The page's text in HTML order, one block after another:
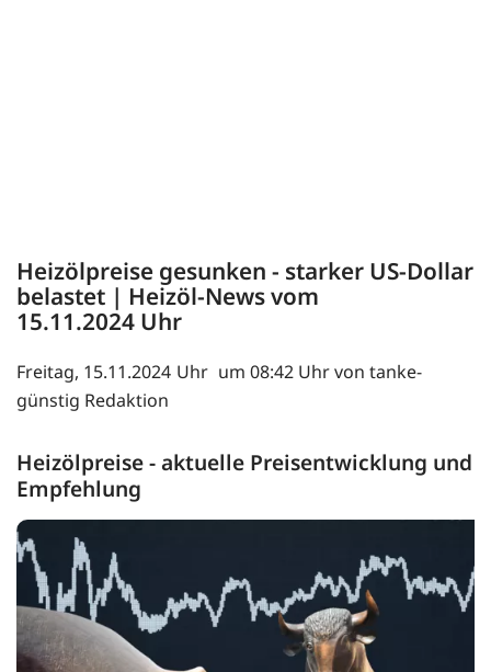
Heizölpreise gesunken - starker US-Dollar
belastet | Heizöl-News vom
15.11.2024
Freitag, 15.11.2024
um 08:42 Uhr von tanke-
günstig Redaktion
Heizölpreise - aktuelle Preisentwicklung und
Empfehlung